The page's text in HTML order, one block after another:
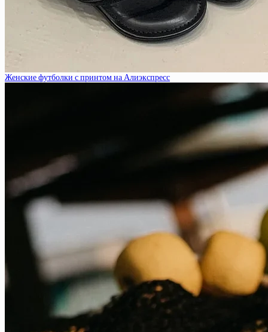
Женские футболки с принтом на Алиэкспресс